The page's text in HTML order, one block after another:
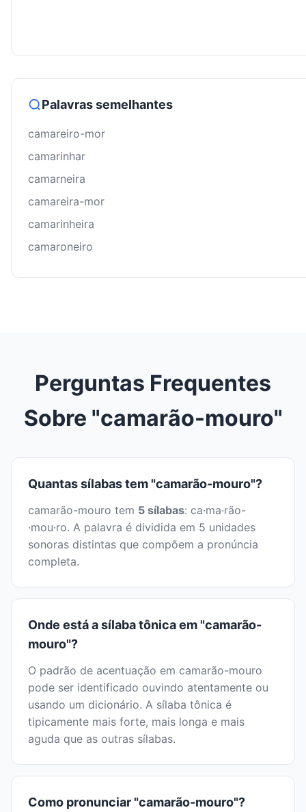
Palavras semelhantes
camareiro-mor
camarinhar
camarneira
camareira-mor
camarinheira
camaroneiro
Perguntas Frequentes
Sobre "camarão-mouro"
Quantas sílabas tem "camarão-mouro"?
camarão-mouro tem 5 sílabas: ca·ma·rão-
·mou·ro. A palavra é dividida em 5 unidades
sonoras distintas que compõem a pronúncia
completa.
Onde está a sílaba tônica em "camarão-
mouro"?
O padrão de acentuação em camarão-mouro
pode ser identificado ouvindo atentamente ou
usando um dicionário. A sílaba tônica é
tipicamente mais forte, mais longa e mais
aguda que as outras sílabas.
Como pronunciar "camarão-mouro"?